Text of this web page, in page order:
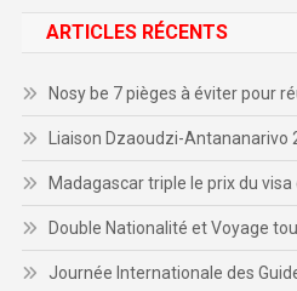
ARTICLES RÉCENTS
Nosy be 7 pièges à éviter pour
Liaison Dzaoudzi-Antananarivo
Madagascar triple le prix du
Double Nationalité et Voyage
Journée Internationale des